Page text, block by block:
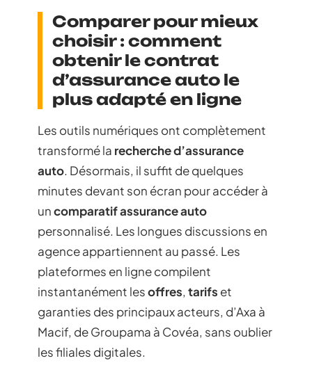
Comparer pour mieux
choisir : comment
obtenir le contrat
d’assurance auto le
plus adapté en ligne
Les outils numériques ont complètement
transformé la recherche d’assurance
auto. Désormais, il suffit de quelques
minutes devant son écran pour accéder à
uncomparatif assurance auto
personnalisé. Les longues discussions en
agence appartiennent au passé. Les
plateformes en ligne compilent
instantanément lesoffres, tarifs et
garanties des principaux acteurs, d’Axa à
Macif, de Groupama à Covéa, sans oublier
les filiales digitales.